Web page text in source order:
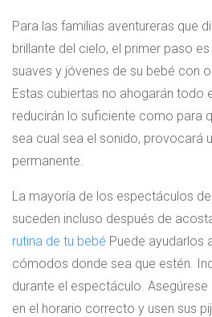
Para las familias aventureras que
brillante del cielo, el primer paso
suaves y jóvenes de su bebé con
Estas cubiertas no ahogarán todo
reducirán lo suficiente como para
sea cual sea el sonido, provocará
permanente.
La mayoría de los espectáculos
suceden incluso después de
rutina de tu bebé Puede ayudarlos
cómodos donde sea que estén.
durante el espectáculo.
en el horario correcto y usen sus